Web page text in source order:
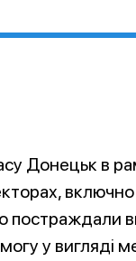
Донецьк в
у вигляді